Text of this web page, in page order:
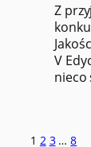
Z
V
nieco
1 2 3 … 8